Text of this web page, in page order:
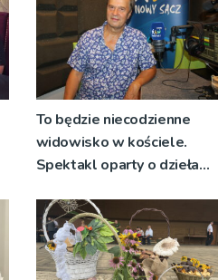
To będzie niecodzienne
widowisko w kościele.
Spektakl oparty o dzieła